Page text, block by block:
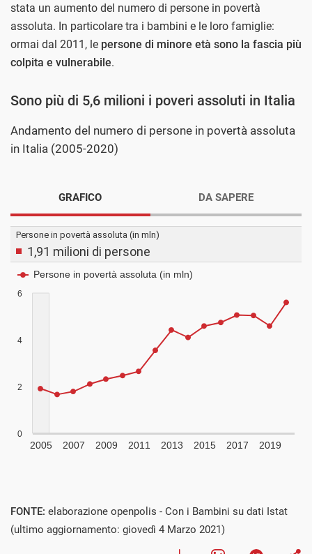
stata un aumento del numero di persone in povertà
assoluta. In particolare tra i bambini e le loro famiglie:
ormai dal 2011, le persone di minore età sono la fascia più
colpita e vulnerabile.
Sono più di 5,6 milioni i poveri assoluti in Italia
Andamento del numero di persone in povertà assoluta
in Italia (2005-2020)
GRAFICO DA SAPERE
FONTE: elaborazione openpolis - Con i Bambini su dati Istat
(ultimo aggiornamento: giovedì 4 Marzo 2021)